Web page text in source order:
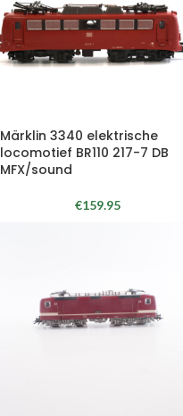
Märklin 3340 elektrische
locomotief BR110 217-7 DB
MFX/sound
€159.95